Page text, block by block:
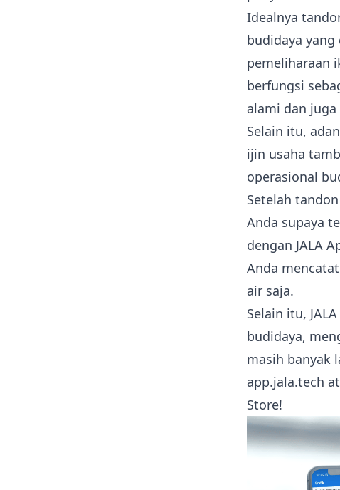
Idealnya
budidaya
pemeliharaan
berfungsi
alami dan
Selain itu,
ijin usaha
operasional
Setelah
Anda supaya
dengan JALA
Anda
air saja.
Selain itu,
budidaya,
masih banyak
app.jala.tech
Store!